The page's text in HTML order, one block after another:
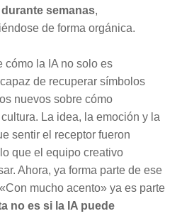
semanas,
de forma orgánica.
cómo la IA no solo es
de recuperar símbolos
nuevos sobre cómo
La idea, la emoción y la
sentir el receptor fueron
que el equipo creativo
Ahora, ya forma parte de ese
mucho acento» ya es parte
no es si la IA puede